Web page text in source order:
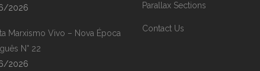
2026
Marxismo Vivo – Nova Época
N° 22
2026
Parallax Sections
Contact Us